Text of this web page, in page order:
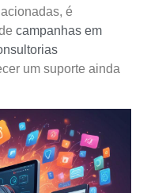
é
campanhas em
um suporte ainda